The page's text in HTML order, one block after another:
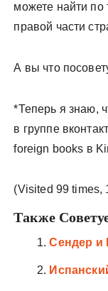
можете найти по
правой части
А вы что
*Теперь я знаю,
в группе
foreign books в
(Visited 99 times,
Также
Сендер и